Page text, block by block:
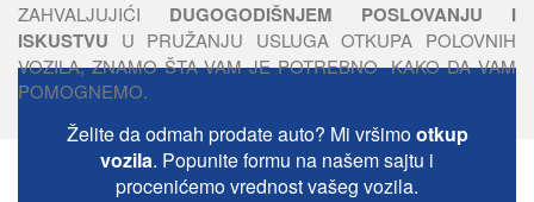
ZAHVALJUJIĆI DUGOGODIŠNJEM POSLOVANJU I
ISKUSTVU U PRUŽANJU USLUGA OTKUPA POLOVNIH
VOZILA, ZNAMO ŠTA VAM JE POTREBNO KAKO DA VAM
POMOGNEMO.
Želite da odmah prodate auto? Mi vršimootkup
vozila. Popunite formu na našem sajtu i
procenićemo vrednost vašeg vozila.